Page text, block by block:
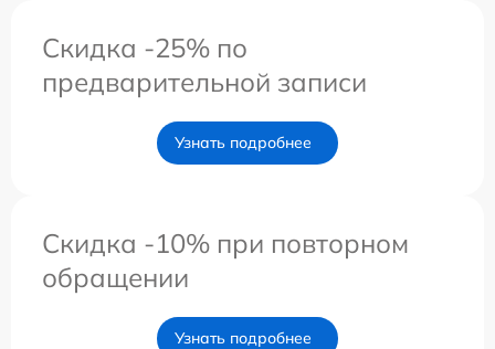
Скидка -25% по
предварительной записи
Узнать подробнее
Скидка -10% при повторном
обращении
Узнать подробнее